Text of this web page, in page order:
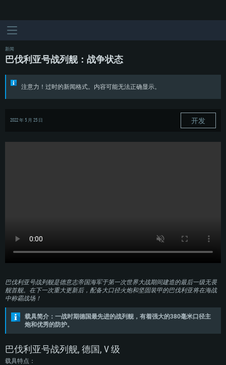
新闻
巴伐利亚号战列舰：战争状态
注意力！过时的新闻格式。内容可能无法正确显示。
2022 年 5 月 25 日 开发
巴伐利亚号战列舰是德意志帝国海军于第一次世界大战期间建造的最后一级无畏
舰首舰。在下一次重大更新后，配备大口径火炮和坚固装甲的巴伐利亚将在海战
中称霸战场！
载具简介：一战时期德国最先进的战列舰，有着强大的380毫米口径主
炮和优秀的防护。
巴伐利亚号战列舰, 德国, V 级
载具特点：